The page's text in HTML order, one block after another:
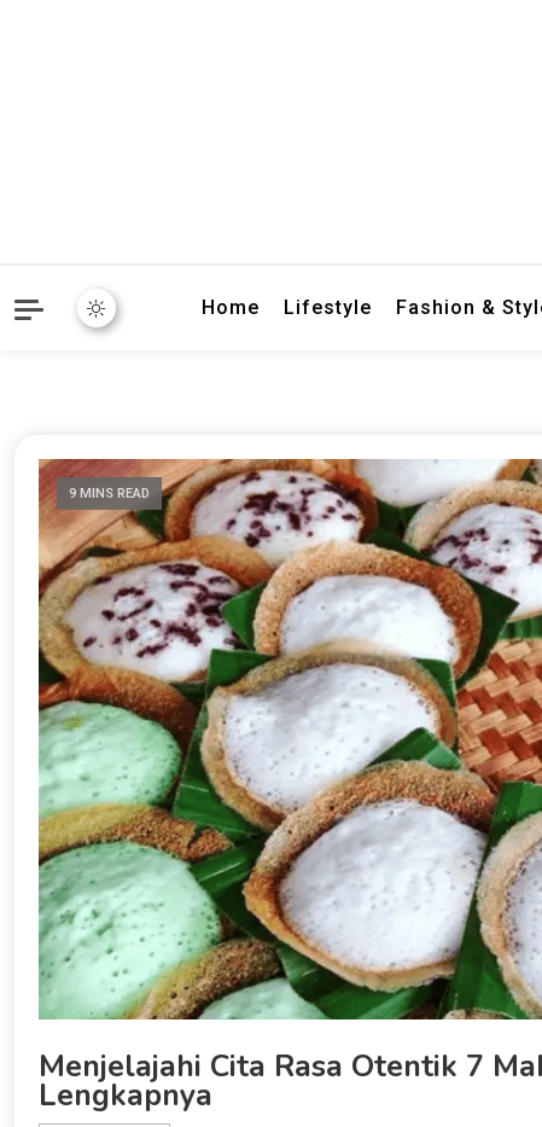
Home Lifestyle Fashion &
9 MINS READ
Menjelajahi Cita Rasa Otentik 7
Lengkapnya